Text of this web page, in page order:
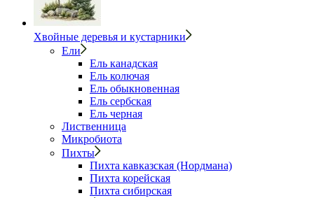
Хвойные деревья и кустарники
Ели
Ель канадская
Ель колючая
Ель обыкновенная
Ель сербская
Ель черная
Лиственница
Микробиота
Пихты
Пихта кавказская (Нордмана)
Пихта корейская
Пихта сибирская